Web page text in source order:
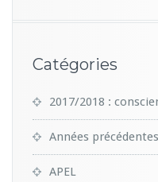
Catégories
2017/2018 :
Années précédentes
APEL